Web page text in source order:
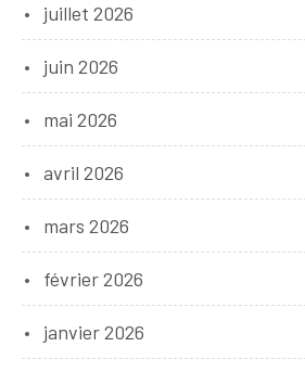
juillet 2026
juin 2026
mai 2026
avril 2026
mars 2026
février 2026
janvier 2026